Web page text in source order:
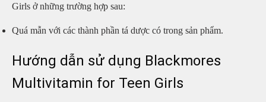
Girls ở những trường hợp sau:
Quá mẫn với các thành phần tá dược có trong sản phẩm.
Hướng dẫn sử dụng Blackmores
Multivitamin for Teen Girls